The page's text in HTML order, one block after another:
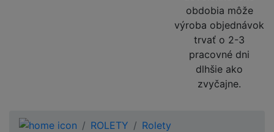
obdobia môže
výroba objednávok
trvať o 2-3
pracovné dni
dlhšie ako
zvyčajne.
ROLETY
Rolety